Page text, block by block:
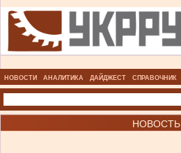
НОВОСТИ АНАЛИТИКА ДАЙДЖЕСТ СПРАВОЧНИК
НОВОСТЬ